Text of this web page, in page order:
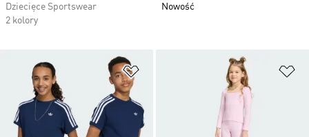
Dziecięce Sportswear
2 kolory
Nowość
Dodaj do listy życzeń